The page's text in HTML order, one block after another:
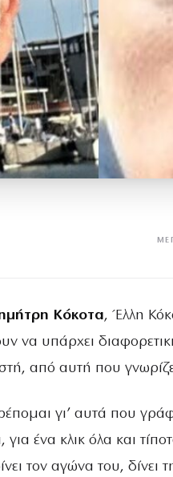
Κόκοτα, Έλλη
να υπάρχει
από αυτή που
γι’ αυτά που
για ένα κλικ όλα και
τον αγώνα του, δίνει